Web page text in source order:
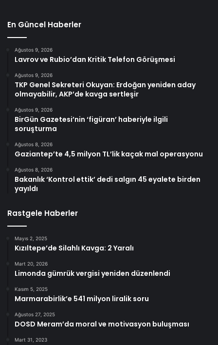
En Güncel Haberler
Ağustos 9, 2026
Lavrov ve Rubio’dan Kritik Telefon Görüşmesi
Ağustos 9, 2026
TKP Genel Sekreteri Okuyan: Erdoğan yeniden aday
olmayabilir, AKP’de kavga sertleşir
Ağustos 9, 2026
BirGün Gazetesi’nin ‘figüran’ haberiyle ilgili
soruşturma
Ağustos 8, 2026
Gaziantep’te 4,5 milyon TL’lik kaçak mal operasyonu
Ağustos 8, 2026
Bakanlık ‘Kontrol ettik’ dedi salgın 45 eyalete birden
yayıldı
Rastgele Haberler
Mayıs 2, 2025
Kızıltepe’de Silahlı Kavga: 2 Yaralı
Mart 20, 2026
Limonda gümrük vergisi yeniden düzenlendi
Kasım 5, 2025
Marmarabirlik’e 541 milyon liralik soru
Ağustos 27, 2025
DOSD Meram’da moral ve motivasyon buluşması
Mart 31, 2023